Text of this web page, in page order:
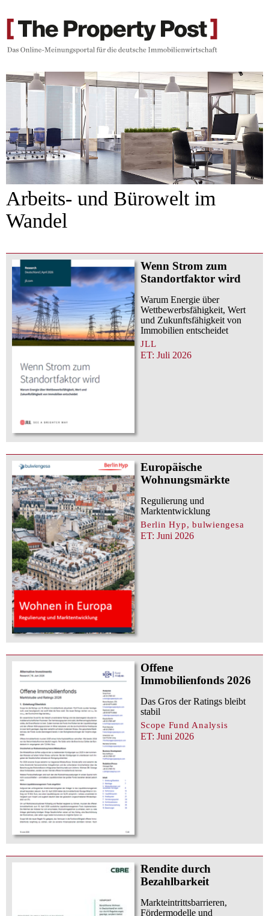
Arbeits- und Bürowelt im
Wandel
Wenn Strom zum
Standortfaktor wird
Warum Energie über
Wettbewerbsfähigkeit, Wert
und Zukunftsfähigkeit von
Immobilien entscheidet
JLL
ET: Juli 2026
Europäische
Wohnungsmärkte
Regulierung und
Marktentwicklung
Berlin Hyp, bulwiengesa
ET: Juni 2026
Offene
Immobilienfonds 2026
Das Gros der Ratings bleibt
stabil
Scope Fund Analysis
ET: Juni 2026
Rendite durch
Bezahlbarkeit
Markteintrittsbarrieren,
Fördermodelle und